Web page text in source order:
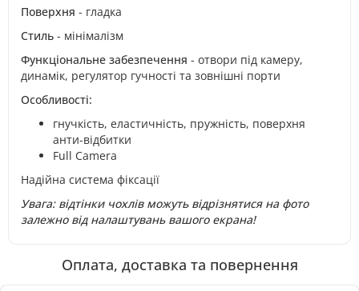
Поверхня - гладка
Стиль - мінімалізм
Функціональне забезпечення - отвори під камеру,
динамік, регулятор гучності та зовнішні порти
Особливості:
гнучкість, еластичність, пружність, поверхня
анти-відбитки
Full Camera
Надійна система фіксації
Увага: відтінки чохлів можуть відрізнятися на фото
залежно від налаштувань вашого екрана!
Оплата, доставка та повернення